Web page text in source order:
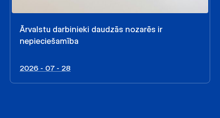
Ārvalstu darbinieki daudzās nozarēs ir
nepieciešamība
2026 - 07 - 28